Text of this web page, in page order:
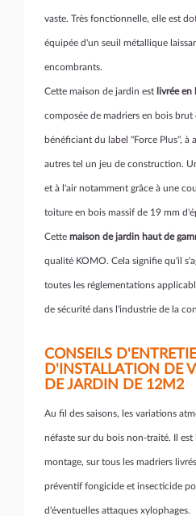
vaste. Très fonctionnelle, elle est
équipée d'un seuil métallique
encombrants.
Cette maison de jardin est livrée en
composée de madriers en bois brut
bénéficiant du label "Force Plus", à
autres tel un jeu de construction.
et à l'air notamment grâce à une
toiture en bois massif de 19 mm
Cette maison de jardin haut de
qualité KOMO. Cela signifie qu'il
toutes les réglementations
de sécurité dans l'industrie de la
CONSEILS
D'INSTALLATION DE
DE JARDIN DE 12M2
Au fil des saisons, les variations
néfaste sur du bois non-traité. Il
montage, sur tous les madriers
préventif fongicide et insecticide
d'éventuelles attaques xylophages.